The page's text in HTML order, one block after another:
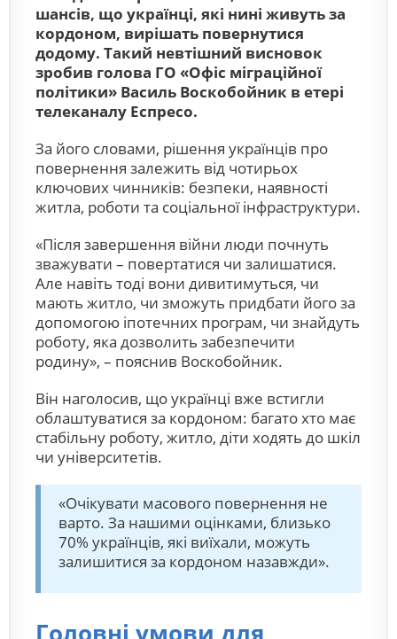
шансів, що українці, які нині живуть за
кордоном, вирішать повернутися
додому. Такий невтішний висновок
зробив голова ГО «Офіс міграційної
політики» Василь Воскобойник в етері
телеканалу Еспресо.
За його словами, рішення українців про
повернення залежить від чотирьох
ключових чинників: безпеки, наявності
житла, роботи та соціальної інфраструктури.
«Після завершення війни люди почнуть
зважувати – повертатися чи залишатися.
Але навіть тоді вони дивитимуться, чи
мають житло, чи зможуть придбати його за
допомогою іпотечних програм, чи знайдуть
роботу, яка дозволить забезпечити
родину», – пояснив Воскобойник.
Він наголосив, що українці вже встигли
облаштуватися за кордоном: багато хто має
стабільну роботу, житло, діти ходять до шкіл
чи університетів.
«Очікувати масового повернення не
варто. За нашими оцінками, близько
70% українців, які виїхали, можуть
залишитися за кордоном назавжди».